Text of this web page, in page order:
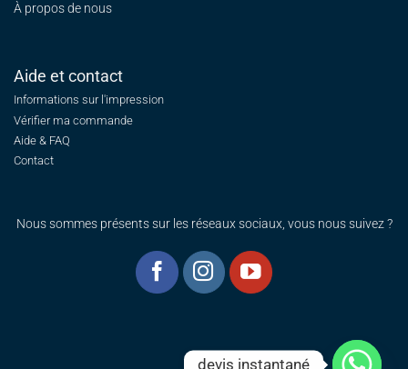
À propos de nous
Aide et contact
Informations sur l'impression
Vérifier ma commande
Aide & FAQ
Contact
Nous sommes présents sur les réseaux sociaux, vous nous suivez ?
devis instantané